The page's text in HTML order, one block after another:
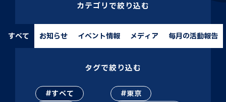
カテゴリで絞り込む
すべて お知らせ イベント情報 メディア 毎月の活動報告
タグで絞り込む
すべて
東京